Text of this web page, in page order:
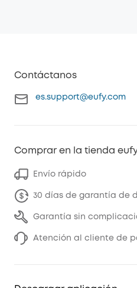
Contáctanos
es.support@eufy.com
Comprar en la tienda
Envío rápido
30 días de garantía de
Garantía sin
Atención al cliente de